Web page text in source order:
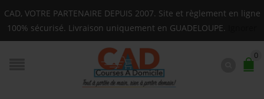
Livraison sur toute la Guadeloupe : Mardi, Jeudi,
0
CAD, VOTRE PARTENAIRE DEPUIS 2007. Site et règlement en ligne
100% sécurisé. Livraison uniquement en GUADELOUPE.